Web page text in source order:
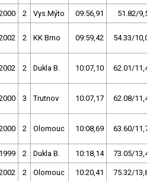
2 Vys.Mýto 09:56,91 51.82/9,5
2 KK Brno 09:59,42 54.33/10,0
2 Dukla B. 10:07,10 62.01/11,4
3 Trutnov 10:07,17 62.08/11,4
2 Olomouc 10:08,69 63.60/11,7
1999 2 Dukla B. 10:18,14 73.05/13,4
2 Olomouc 10:20,41 75.32/13,8